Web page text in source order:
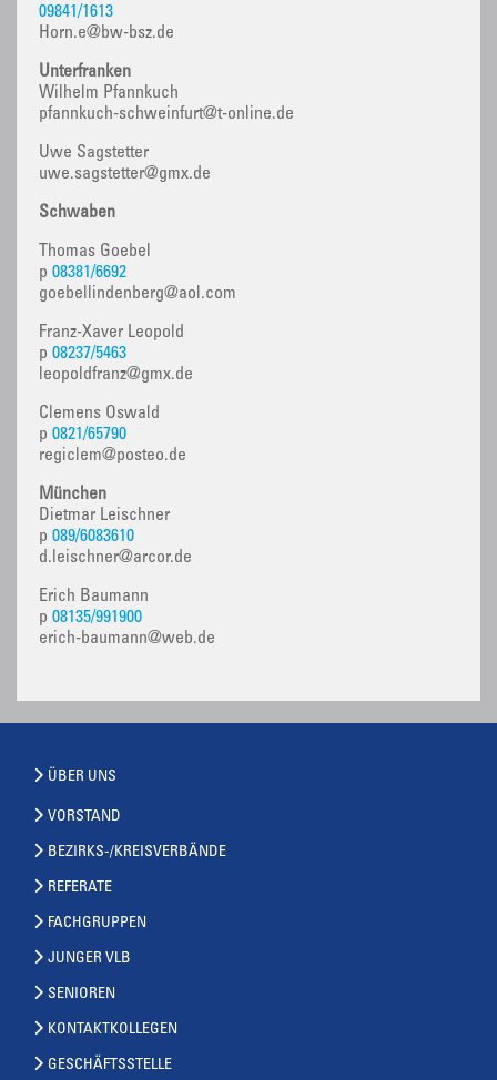
09841/1613
Horn.e@bw-bsz.de
Unterfranken
Wilhelm Pfannkuch
pfannkuch-schweinfurt@t-online.de
Uwe Sagstetter
uwe.sagstetter@gmx.de
Schwaben
Thomas Goebel
p 08381/6692
goebellindenberg@aol.com
Franz-Xaver Leopold
p 08237/5463
leopoldfranz@gmx.de
Clemens Oswald
p 0821/65790
regiclem@posteo.de
München
Dietmar Leischner
p 089/6083610
d.leischner@arcor.de
Erich Baumann
p 08135/991900
erich-baumann@web.de
ÜBER UNS
VORSTAND
BEZIRKS-/KREISVERBÄNDE
REFERATE
FACHGRUPPEN
JUNGER VLB
SENIOREN
KONTAKTKOLLEGEN
GESCHÄFTSSTELLE